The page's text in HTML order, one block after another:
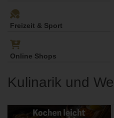
Freizeit & Sport
Online Shops
Kulinarik und